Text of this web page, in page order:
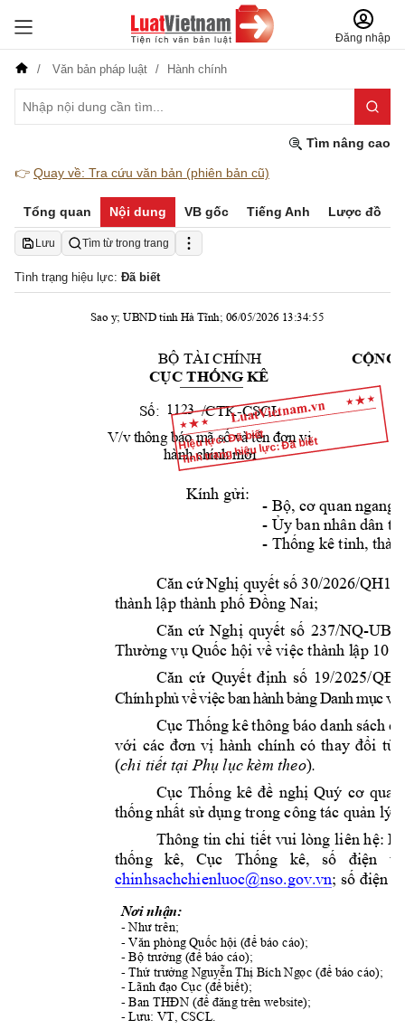
Đăng nhập
Văn bản pháp luật Hành chính
Tìm nâng cao
👉 Quay về: Tra cứu văn bản (phiên bản cũ)
Tổng quan Nội dung VB gốc Tiếng Anh Lược đồ
Lưu Tìm từ trong trang
Tình trạng hiệu lực: Đã biết
Hiệu lực: Đã biết
Tình trạng hiệu lực: Đã biết
BỘ TÀI CHÍNH
CỤC THỐNG KÊ
CỘNG
Số:
          /
CTK-CSCL
V/v thông báo mã số và tên đơn vị
hành chính mới
Kính gửi:
- Bộ, cơ quan ngang
- Ủy ban nhân dân
- Thống kê tỉnh,
Căn cứ Nghị quyết số 30/2026/QH16
thành lập thành phố Đồng Nai;
Căn cứ Nghị quyết số 237/NQ-
Thường vụ Quốc hội về việc thành lập 10
Căn cứ Quyết định số 19/2025/QĐ
ChínhphủvềviệcbanhànhbảngDanh mụcv
Cục Thống kê thông báo danh sách
với các đơn vị hành chính có thay đổi từ
(chi tiết tại Phụ lục kèm theo).
Cục Thống kê đề nghị Quý cơ
thống nhất sử dụng trong công tác quản lý
Thông tin chi tiết vui lòng liên hệ:
thống
kê, Cục Thống kê, số điện
chinhsachchienluoc@nso.gov.vn; số điện
Nơi nhận:
- Như trên;
- Văn phòng Quốc hội (để báo cáo);
- Bộ trưởng (để báo cáo);
- Thứ trưởng Nguyễn Thị Bích Ngọc (để báo cáo);
- Lãnh đạo Cục (để biết);
- Ban THĐN (để đăng trên website);
- Lưu: VT, CSCL.
1123
Sao y; UBND tỉnh Hà Tĩnh; 06/05/2026 13:34:55